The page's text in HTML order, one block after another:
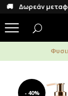
- 40%